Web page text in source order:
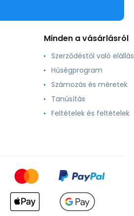
Minden a vásárlásról
Szerződéstől való elállás
Hűségprogram
Számozás és méretek
Tanúsítás
Feltételek és feltételek